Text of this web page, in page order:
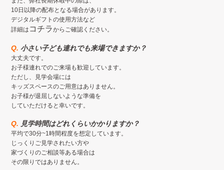
10日以降の配布となる場合があります。
デジタルギフトの使用方法など
詳細は コチラからご確認ください。
Q.小さい子ども連れでも来場できますか？
大丈夫です。
お子様連れでのご来場も歓迎しています。
ただし、見学会場には
キッズスペースのご用意はありません。
お子様が退屈しないような準備を
していただけると幸いです。
Q. 見学時間はどれくらいかかりますか？
平均で30分~1時間程度を想定しています。
じっくりご見学されたい方や
家づくりのご相談等ある場合は
その限りではありません。